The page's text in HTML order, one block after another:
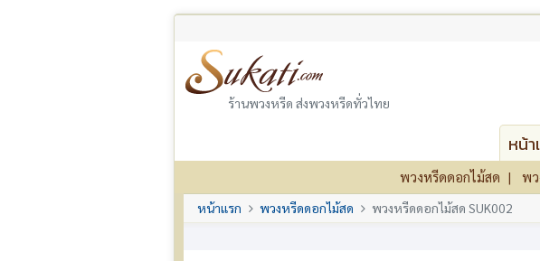
ร้านพวงหรีด ส่งพวงหรีดทั่วไทย
หน้
พวงหรีดดอกไม้สด พ
หน้าแรก พวงหรีดดอกไม้สด พวงหรีดดอกไม้สด SUK002